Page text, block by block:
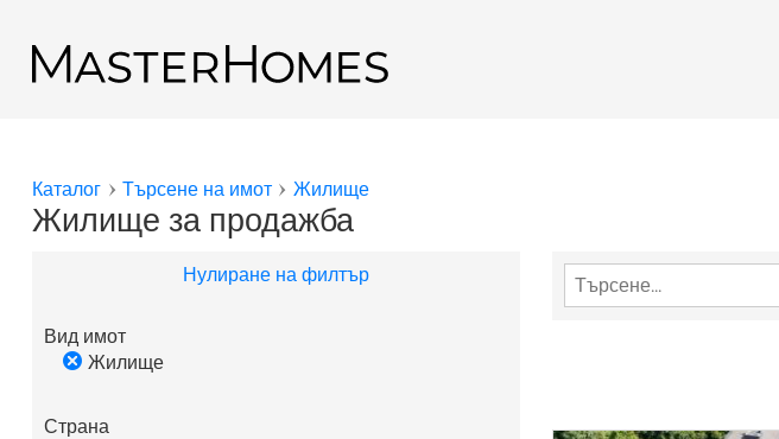
Обратно към резултатите от търсенето
Вие сте тук
Каталог Търсене на имот Жилище
Жилище за продажба
Нулиране на филтър
Вид имот
Жилище
Страна